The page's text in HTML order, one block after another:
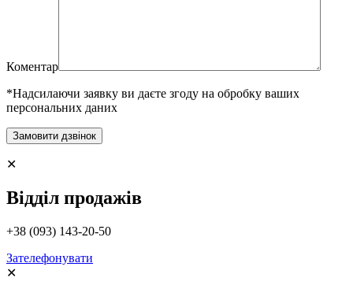
Коментар
*Надсилаючи заявку ви даєте згоду на обробку ваших
персональних даних
✕
Відділ продажів
+38 (093) 143-20-50
Зателефонувати
✕